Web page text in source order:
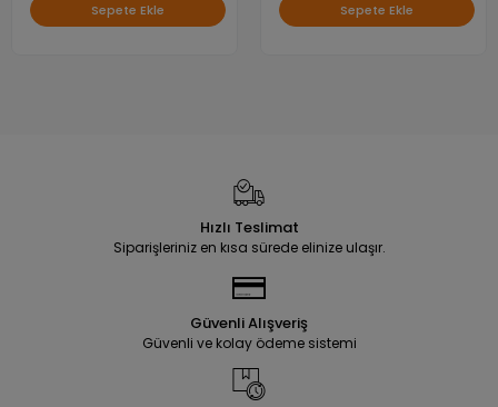
Sepete Ekle Sepete Ekle
Hızlı Teslimat
Siparişleriniz en kısa sürede elinize ulaşır.
Güvenli Alışveriş
Güvenli ve kolay ödeme sistemi